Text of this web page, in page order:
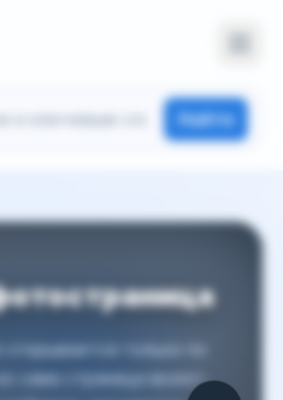
Найти
только по
сама страница может